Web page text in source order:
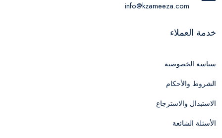
info@kzameeza.com
خدمة العملاء
سياسة الخصوصية
الشروط والأحكام
الاستبدال والاسترجاع
الأسئلة الشائعة